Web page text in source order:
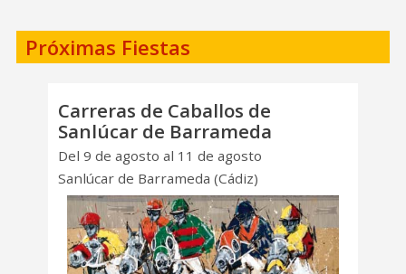
Próximas Fiestas
Carreras de Caballos de
Sanlúcar de Barrameda
Del 9 de agosto al 11 de agosto
Sanlúcar de Barrameda (Cádiz)